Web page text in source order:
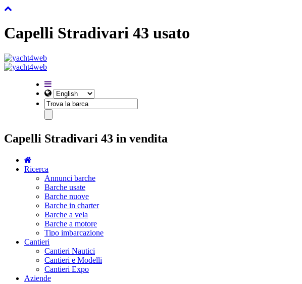
Capelli Stradivari 43 usato
Capelli Stradivari 43 in vendita
Ricerca
Annunci barche
Barche usate
Barche nuove
Barche in charter
Barche a vela
Barche a motore
Tipo imbarcazione
Cantieri
Cantieri Nautici
Cantieri e Modelli
Cantieri Expo
Aziende